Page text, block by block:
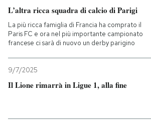
NEWSLETTER
I MIEI PREFERITI
SHOP
L’altra ricca squadra di calcio di Parigi
La più ricca famiglia di Francia ha comprato il
Paris FC e ora nel più importante campionato
francese ci sarà di nuovo un derby parigino
9/7/2025
Il Lione rimarrà in Ligue 1, alla fine